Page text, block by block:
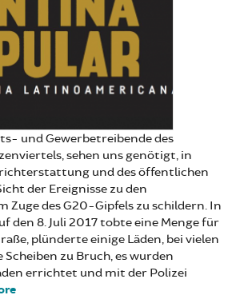
und Gewerbetreibende des
sehen uns genötigt, in
und des öffentlichen
der Ereignisse zu den
Zuge des G20-Gipfels zu schildern. In
den 8. Juli 2017 tobte eine Menge für
plünderte einige Läden, bei vielen
zu Bruch, es wurden
errichtet und mit der Polizei